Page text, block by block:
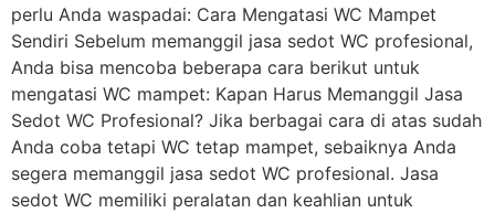
perlu Anda waspadai: Cara Mengatasi WC Mampet
Sendiri Sebelum memanggil jasa sedot WC profesional,
Anda bisa mencoba beberapa cara berikut untuk
mengatasi WC mampet: Kapan Harus Memanggil Jasa
Sedot WC Profesional? Jika berbagai cara di atas sudah
Anda coba tetapi WC tetap mampet, sebaiknya Anda
segera memanggil jasa sedot WC profesional. Jasa
sedot WC memiliki peralatan dan keahlian untuk